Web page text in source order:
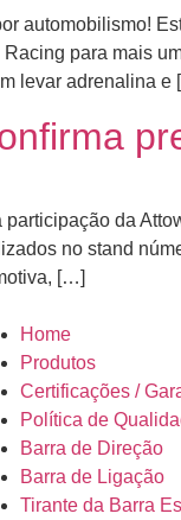
automobilismo!
para mais
levar adrenalina e
da
no stand
[…]
Home
Produtos
Certificações /
Política de
Barra de Direção
Barra de Ligação
Tirante da Barra